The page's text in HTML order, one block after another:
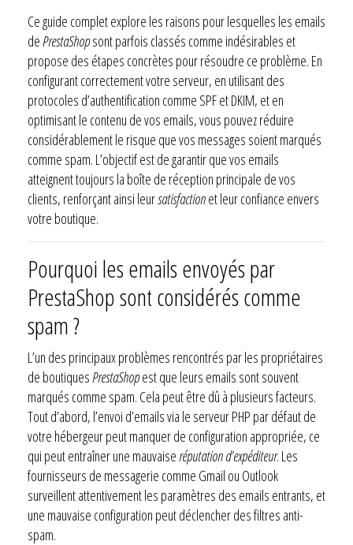
Ce guide complet explore les raisons pour lesquelles les emails
dePrestaShopsont parfois classés comme indésirables et
propose des étapes concrètes pour résoudre ce problème. En
configurant correctement votre serveur, en utilisant des
protocoles d’authentification comme SPF et DKIM, et en
optimisant le contenu de vos emails, vous pouvez réduire
considérablement le risque que vos messages soient marqués
comme spam. L’objectif est de garantir que vos emails
atteignent toujours la boîte de réception principale de vos
clients, renforçant ainsi leursatisfactionet leur confiance envers
votre boutique.
Pourquoi les emails envoyés par
PrestaShop sont considérés comme
spam ?
L’un des principaux problèmes rencontrés par les propriétaires
de boutiquesPrestaShopest que leurs emails sont souvent
marqués comme spam. Cela peut être dû à plusieurs facteurs.
Tout d’abord, l’envoi d’emails via le serveur PHP par défaut de
votre hébergeur peut manquer de configuration appropriée, ce
qui peut entraîner une mauvaise réputation d’expéditeur. Les
fournisseurs de messagerie comme Gmail ou Outlook
surveillent attentivement les paramètres des emails entrants, et
une mauvaise configuration peut déclencher des filtres anti-
spam.